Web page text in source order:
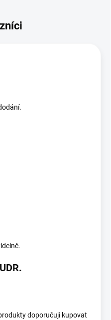
doporučuji kupovat